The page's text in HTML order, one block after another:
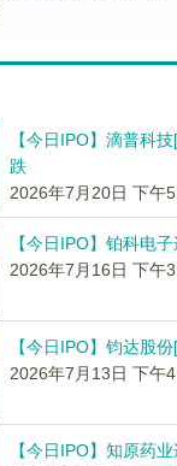
【今日IPO】滴普科
跌
2026年7月20日 下午
【今日IPO】铂科电
2026年7月16日 下午
【今日IPO】钧达股
2026年7月13日 下午
【今日IPO】知原药